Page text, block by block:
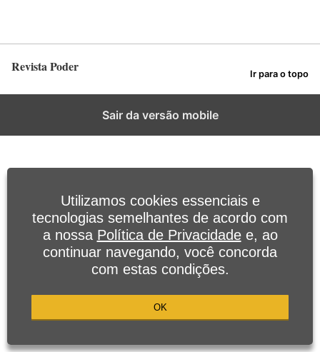
Revista Poder Ir para o topo
Utilizamos cookies essenciais e
tecnologias semelhantes de acordo com
a nossa Política de Privacidadee, ao
continuar navegando, você concorda
com estas condições.
OK
Sair da versão mobile